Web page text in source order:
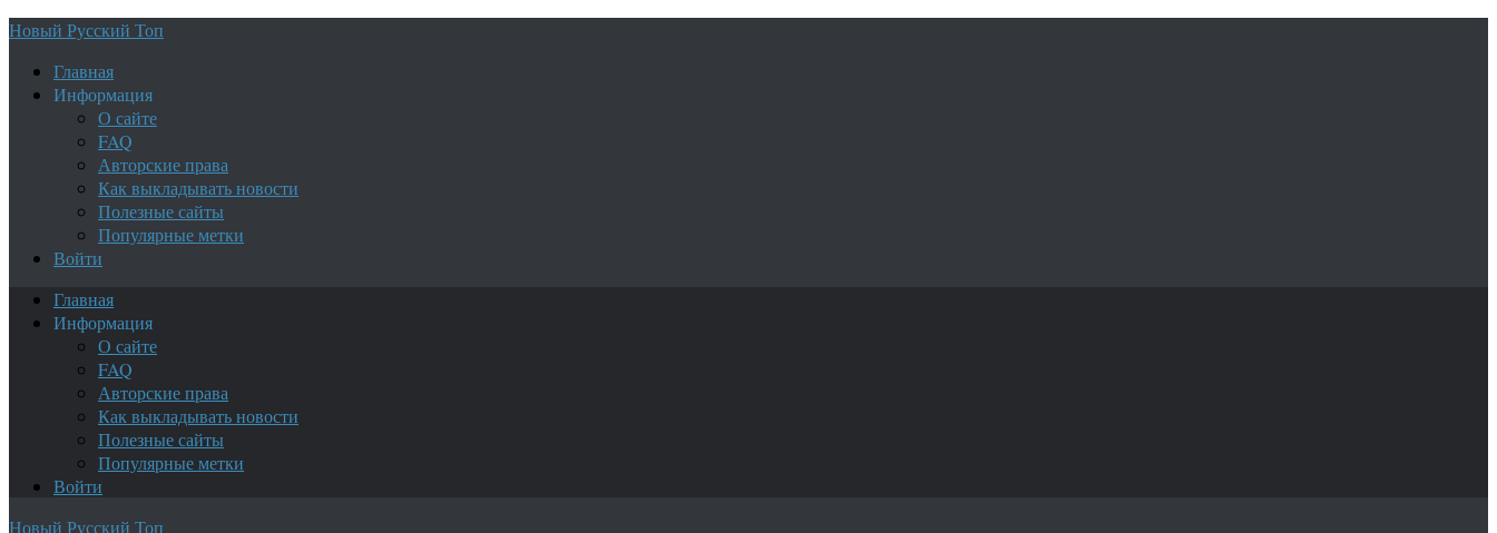
Новый Русский Топ
Главная
Информация
О сайте
FAQ
Авторские права
Как выкладывать новости
Полезные сайты
Популярные метки
Войти
Главная
Информация
О сайте
FAQ
Авторские права
Как выкладывать новости
Полезные сайты
Популярные метки
Войти
Новый Русский Топ